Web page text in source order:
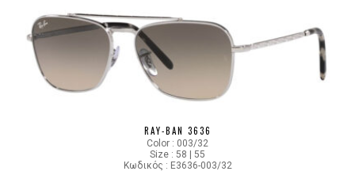
Color GOLD
Lens Color
POLARIZED LIGHT MIRROR
SILVER, BLUE
RAY-BAN 3636
Color : 003/32
Size : 58 | 55
Κωδικός : E3636-003/32